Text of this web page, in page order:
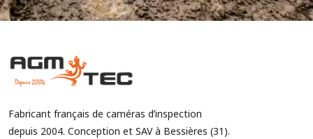
Fabricant français de caméras d’inspection
depuis 2004. Conception et SAV à Bessières (31).